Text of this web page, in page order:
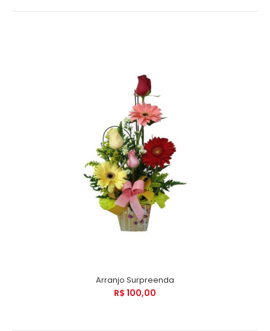
Arranjo Surpreenda
R$ 100,00